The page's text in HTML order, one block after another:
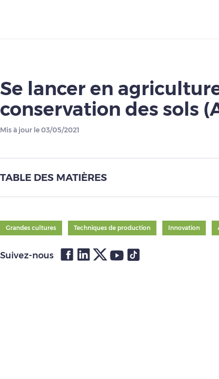
Se lancer en
conservation des sols
Mis à jour le 03/05/2021
TABLE DES MATIÈRES
Grandes cultures Techniques de production Innovation
Suivez-nous